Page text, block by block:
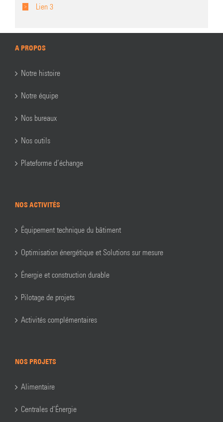
Lien 3
A PROPOS
Notre histoire
Notre équipe
Nos bureaux
Nos outils
Plateforme d’échange
NOS ACTIVITÉS
Équipement technique du bâtiment
Optimisation énergétique et Solutions sur mesure
Énergie et construction durable
Pilotage de projets
Activités complémentaires
NOS PROJETS
Alimentaire
Centrales d’Énergie